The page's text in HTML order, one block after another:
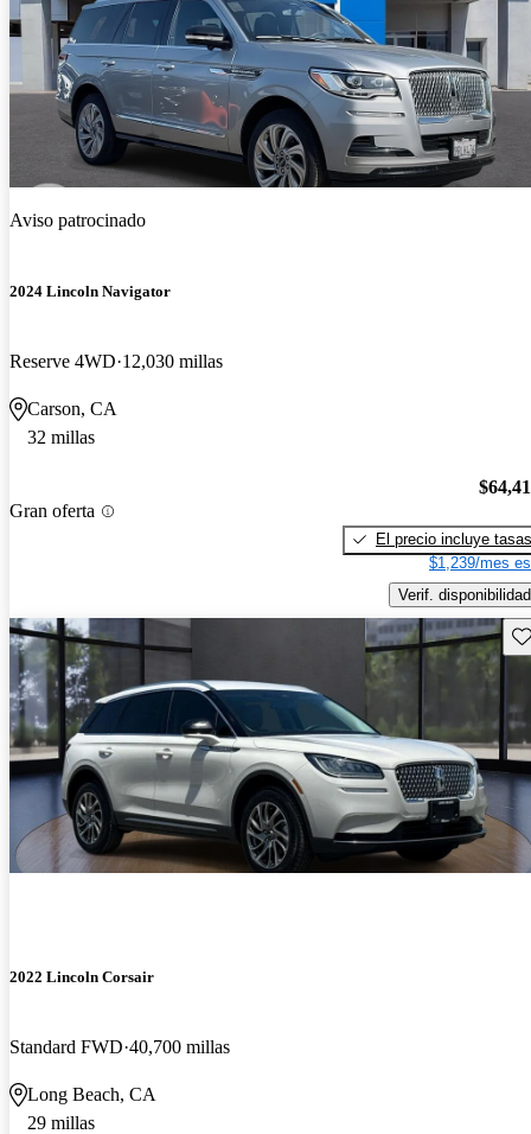
Aviso patrocinado
2024 Lincoln Navigator
Reserve 4WD 12,030 millas
Carson, CA
32 millas
Gran oferta
El precio incluye tasas
$1,239/mes
Verif. disponibilidad
2022 Lincoln Corsair
Standard FWD 40,700 millas
Long Beach, CA
29 millas